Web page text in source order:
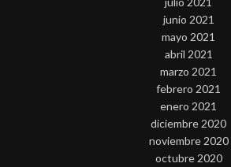
junio 2021
mayo 2021
abril 2021
marzo 2021
febrero 2021
enero 2021
diciembre 2020
noviembre 2020
octubre 2020